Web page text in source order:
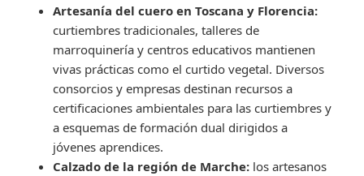
Artesanía del cuero en Toscana y Florencia:
curtiembres tradicionales, talleres de
marroquinería y centros educativos mantienen
vivas prácticas como el curtido vegetal. Diversos
consorcios y empresas destinan recursos a
certificaciones ambientales para las curtiembres y
a esquemas de formación dual dirigidos a
jóvenes aprendices.
Calzado de la región de Marche: los artesanos